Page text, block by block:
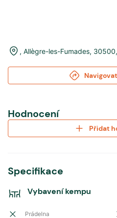
, Allègre-les-Fumades, 30500,
Hodnocení
Přidat
Specifikace
Vybavení kempu
Prádelna